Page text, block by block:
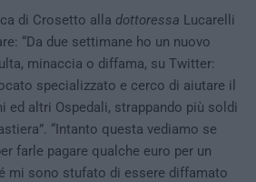
di Crosetto alla dottoressa Lucarelli
“Da due settimane ho un nuovo
minaccia o diffama, su Twitter:
specializzato e cerco di aiutare il
ed altri Ospedali, strappando più soldi
“Intanto questa vediamo se
farle pagare qualche euro per un
mi sono stufato di essere diffamato